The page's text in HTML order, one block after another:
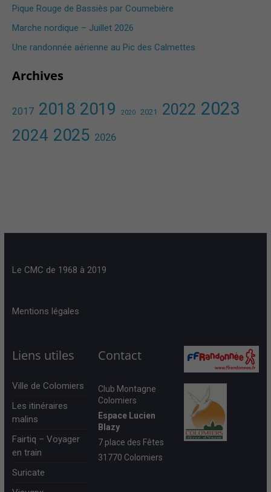
Pique Rouge de Bassiès par Coumebière
Marche nordique – Juillet 2026
Une randonnée aérienne au Pic des Calmettes ​
Archives
2017 2018 2019 2020 2021 2022 2023
2024 2025 2026
Le CMC de 1968 à 2019
Mentions légales
Liens utiles
Ville de Colomiers
Les itinéraires
malins
Fairtiq – Voyager
en train
Suricate
Contact
Club Montagne
Colomiers
Espace Lucien
Blazy
7 place des Fêtes
31770 Colomiers